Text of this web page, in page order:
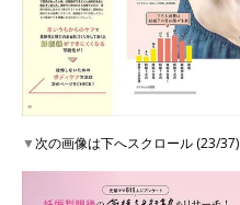
▼次の画像は下へスクロール (23/37)